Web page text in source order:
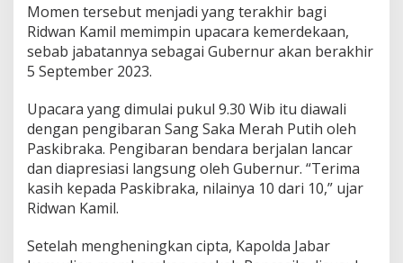
Momen tersebut menjadi yang terakhir bagi
Ridwan Kamil memimpin upacara kemerdekaan,
sebab jabatannya sebagai Gubernur akan berakhir
5 September 2023.
Upacara yang dimulai pukul 9.30 Wib itu diawali
dengan pengibaran Sang Saka Merah Putih oleh
Paskibraka. Pengibaran bendara berjalan lancar
dan diapresiasi langsung oleh Gubernur. “Terima
kasih kepada Paskibraka, nilainya 10 dari 10,” ujar
Ridwan Kamil.
Setelah mengheningkan cipta, Kapolda Jabar